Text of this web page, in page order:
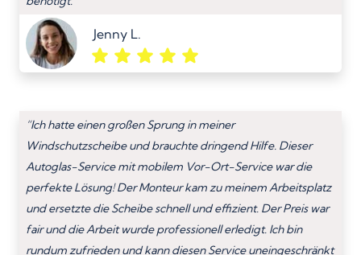
Jenny L.
“Ich hatte einen großen Sprung in meiner
Windschutzscheibe und brauchte dringend Hilfe. Dieser
Autoglas-Service mit mobilem Vor-Ort-Service war die
perfekte Lösung! Der Monteur kam zu meinem Arbeitsplatz
und ersetzte die Scheibe schnell und effizient. Der Preis war
fair und die Arbeit wurde professionell erledigt. Ich bin
rundum zufrieden und kann diesen Service uneingeschränkt